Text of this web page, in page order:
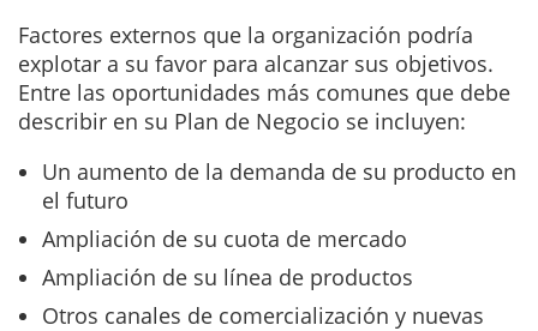
Factores externos que la organización podría
explotar a su favor para alcanzar sus objetivos.
Entre las oportunidades más comunes que debe
describir en su Plan de Negocio se incluyen:
Un aumento de la demanda de su producto en
el futuro
Ampliación de su cuota de mercado
Ampliación de su línea de productos
Otros canales de comercialización y nuevas